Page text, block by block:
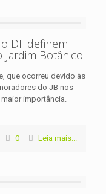
DF definem
Botânico
que ocorreu devido às
do JB nos
importância.
0 Leia mais...